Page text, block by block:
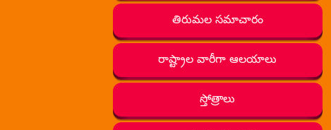
తిరుమల సమాచారం
రాష్ట్రాల వారీగా ఆలయాలు
స్తోత్రాలు